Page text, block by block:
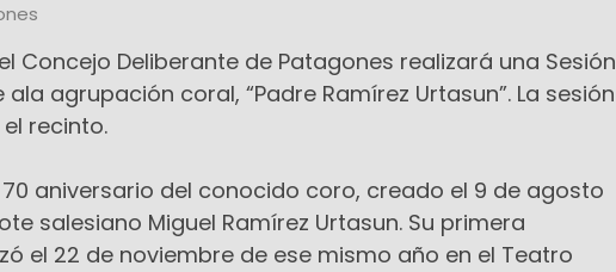
Concejo Deliberante de Patagones realizará una Sesión
agrupación coral, “Padre Ramírez Urtasun”. La sesión
recinto.
aniversario del conocido coro, creado el 9 de agosto
salesiano Miguel Ramírez Urtasun. Su primera
el 22 de noviembre de ese mismo año en el Teatro